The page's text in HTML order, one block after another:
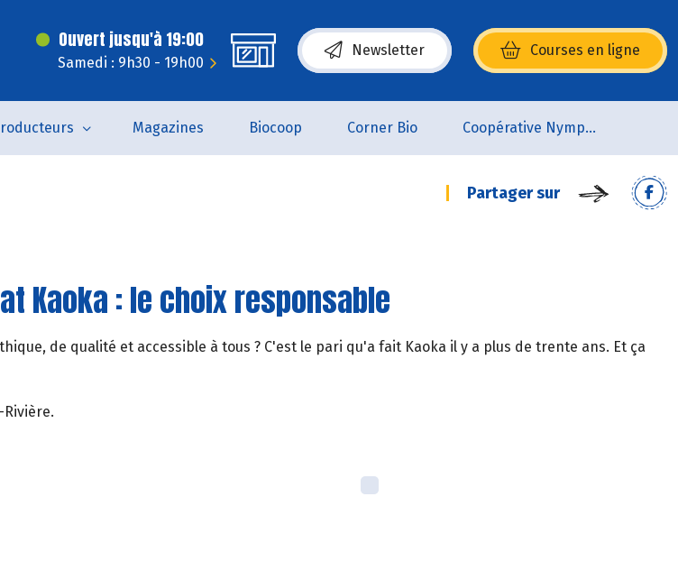
Ouvert jusqu'à 19:00
Samedi : 9h30 - 19h00
Newsletter Courses en ligne
(s’ouvre dans une nouvelle fenêtre)
Magazines Biocoop Corner Bio Coopérative Nymphéa
Partager sur
Kaoka : le choix responsable
de qualité et accessible à tous ? C'est le pari qu'a fait Kaoka il y a plus de trente ans. Et ça